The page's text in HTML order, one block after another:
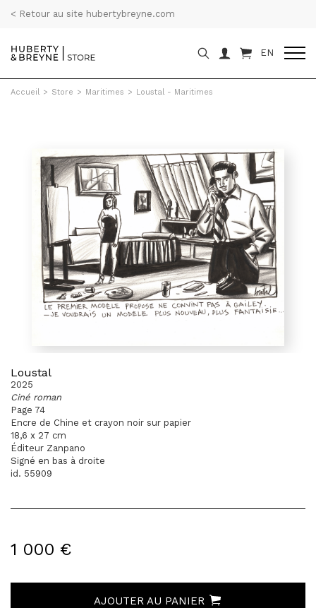
< Retour au site hubertybreyne.com
EN
Accueil > Store > Maritimes > Loustal - Maritimes
Loustal
2025
Ciné roman
Page 74
Encre de Chine et crayon noir sur papier
18,6 x 27 cm
Éditeur Zanpano
Signé en bas à droite
id. 55909
1 000 €
AJOUTER AU PANIER